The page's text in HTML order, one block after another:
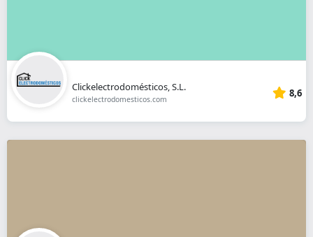
Clickelectrodomésticos, S.L.
clickelectrodomesticos.com 8,6